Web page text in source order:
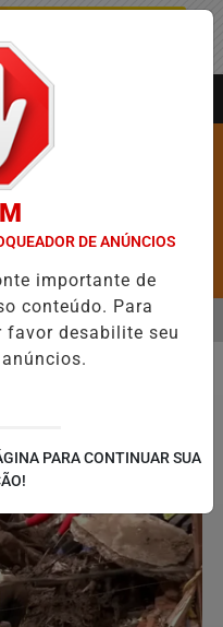
DE ANÚNCIOS
importante de
conteúdo. Para
favor desabilite seu
PARA CONTINUAR SUA